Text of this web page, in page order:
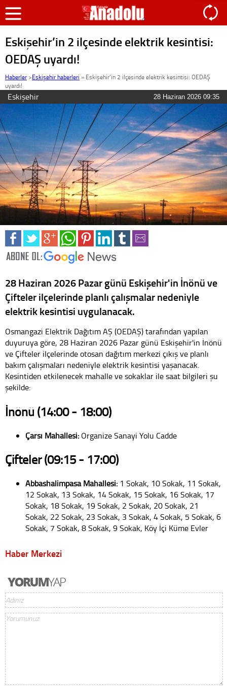
Eskişehir’in 2 ilçesinde elektrik kesintisi:
OEDAŞ uyardı!
Haberler >Eskişehir haberleri » Eskişehir’in 2 ilçesinde elektrik kesintisi: OEDAŞ
uyardı!
Eskişehir 28 Haziran 2026 09:35
28 Haziran 2026 Pazar günü Eskişehir'in İnönü ve
Çifteler ilçelerinde planlı çalışmalar nedeniyle
elektrik kesintisi uygulanacak.
Osmangazi Elektrik Dağıtım AŞ (OEDAŞ) tarafından yapılan
duyuruya göre, 28 Haziran 2026 Pazar günü Eskişehir'in İnönü
ve Çifteler ilçelerinde otosan dağıtım merkezi çıkış ve planlı
bakım çalışmaları nedeniyle elektrik kesintisi yaşanacak.
Kesintiden etkilenecek mahalle ve sokaklar ile saat bilgileri şu
şekilde:
İnönü (14:00 - 18:00)
Çarşı Mahallesi: Organize Sanayi Yolu Cadde
Çifteler(09:15 - 17:00)
Abbashalimpaşa Mahallesi: 1 Sokak, 10 Sokak, 11 Sokak,
12 Sokak, 13 Sokak, 14 Sokak, 15 Sokak, 16 Sokak, 17
Sokak, 18 Sokak, 19 Sokak, 2 Sokak, 20 Sokak, 21
Sokak, 22 Sokak, 23 Sokak, 3 Sokak, 4 Sokak, 5 Sokak, 6
Sokak, 7 Sokak, 8 Sokak, 9 Sokak, Köy İçi Küme Evler
Haber Merkezi